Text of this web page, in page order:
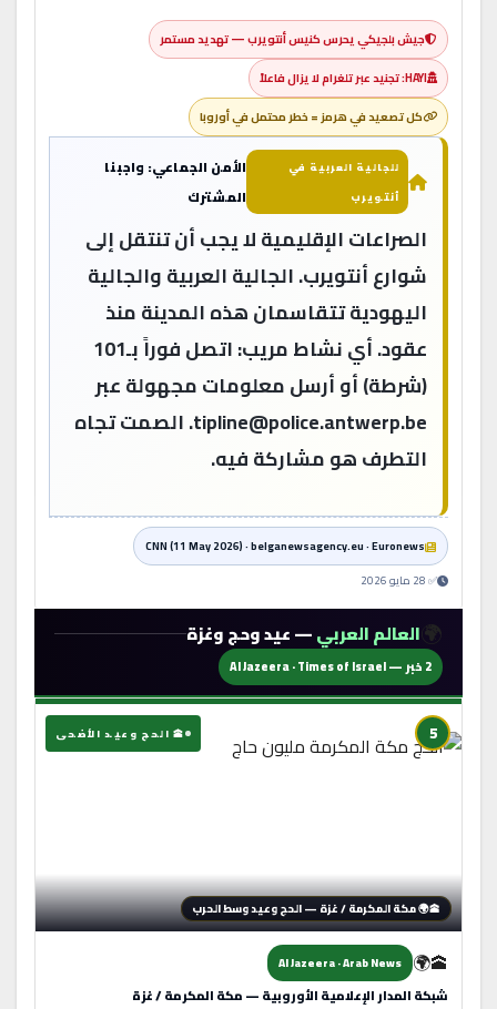
جيش بلجيكي يحرس كنيس أنتويرب — تهديد مستمر
HAYI: تجنيد عبر تلغرام لا يزال فاعلاً
كل تصعيد في هرمز = خطر محتمل في أوروبا
للجالية العربية في
أنتويرب
الأمن الجماعي: واجبنا
المشترك
الصراعات الإقليمية لا يجب أن تنتقل إلى
شوارع أنتويرب. الجالية العربية والجالية
اليهودية تتقاسمان هذه المدينة منذ
عقود. أي نشاط مريب: اتصل فوراً بـ101
(شرطة) أو أرسل معلومات مجهولة عبر
tipline@police.antwerp.be. الصمت تجاه
التطرف هو مشاركة فيه.
CNN (11 May 2026) · belganewsagency.eu · Euronews
✅ 28 مايو 2026
🌍العالم العربي— عيد وحج وغزة
2 خبر — Al Jazeera · Times of Israel
5 🕋 الحج وعيد الأضحى
🕋🌍 مكة المكرمة / غزة — الحج وعيد وسط الحرب
🕋🌍
Al Jazeera · Arab News
شبكة المدار الإعلامية الأوروبية — مكة المكرمة / غزة